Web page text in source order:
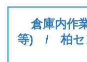
倉庫内作
等) / 柏セ